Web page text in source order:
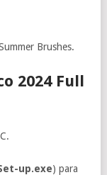
Brushes.
2024 Full
up.exe) para